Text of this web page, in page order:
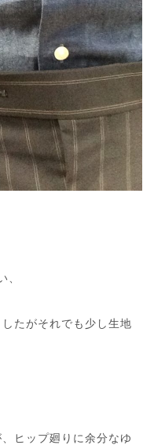
、
たがそれでも少し生地
ヒップ廻りに余分なゆ